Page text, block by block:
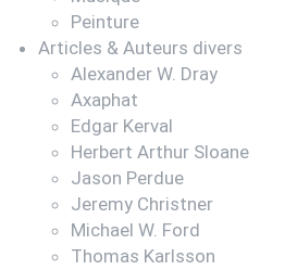
Peinture
Articles & Auteurs divers
Alexander W. Dray
Axaphat
Edgar Kerval
Herbert Arthur Sloane
Jason Perdue
Jeremy Christner
Michael W. Ford
Thomas Karlsson